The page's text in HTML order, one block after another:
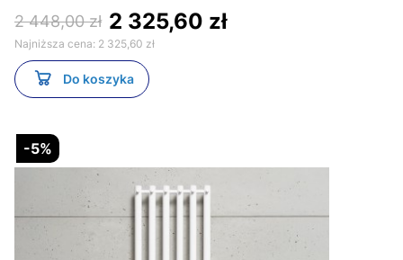
2 448,00 zł 2 325,60 zł
Najniższa cena: 2 325,60 zł
Do koszyka
-5%